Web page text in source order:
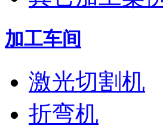
加工车间
激光切割机
折弯机